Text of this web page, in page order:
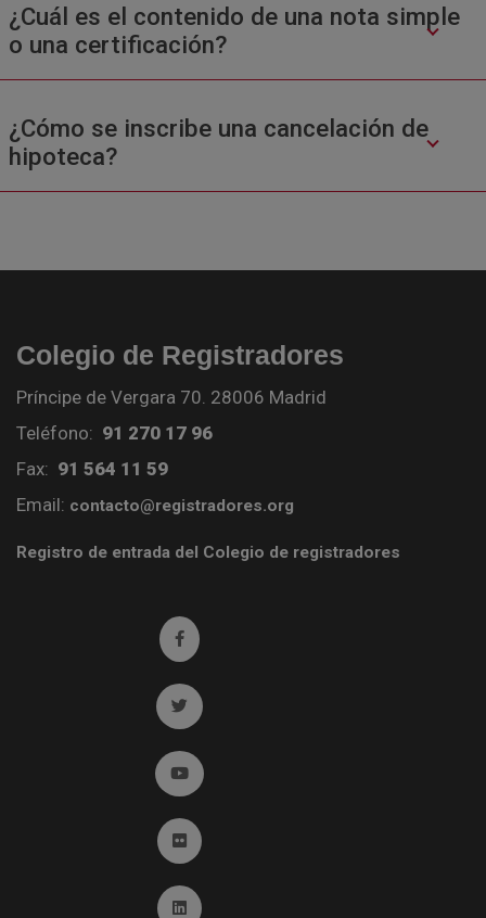
¿Cuál es el contenido de una nota simple
o una certificación?
¿Cómo se inscribe una cancelación de
hipoteca?
Colegio de Registradores
Príncipe de Vergara 70. 28006 Madrid
Teléfono: 91 270 17 96
Fax: 91 564 11 59
Email: contacto@registradores.org
Registro de entrada del Colegio de registradores
Ir a facebook (abre en ventana nueva)
Ir a twitter (abre en ventana nueva)
Ir a YouTube (abre en ventana nueva)
Ir a Flickr (abre en ventana nueva)
Ir a Linkedin (abre en ventana nueva)